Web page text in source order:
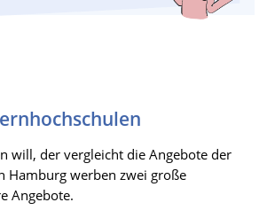
will, der vergleicht die Angebote der
Hamburg werben zwei große
Angebote.